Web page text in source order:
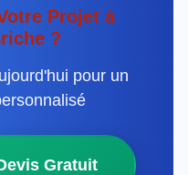
Projet à
?
pour un
Gratuit